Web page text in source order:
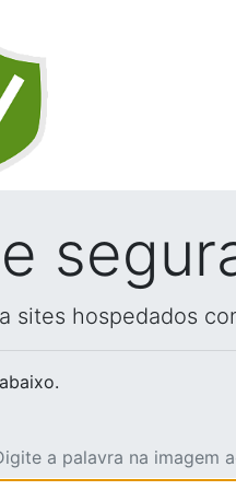
sites hospedados
a palavra na imagem